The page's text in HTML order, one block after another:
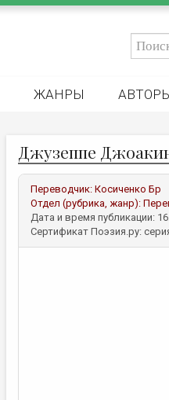
ЖАНРЫ
Джузеппе
Переводчик: Косиченко Бр
Отдел (рубрика, жанр):
Дата и время публикации:
Сертификат Поэзия.ру: